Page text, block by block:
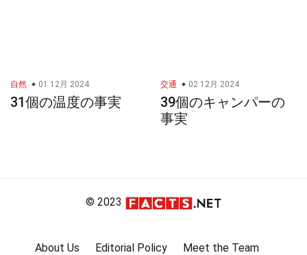
自然 01 12月 2024
31個の温度の事実
交通 02 12月 2024
39個のキャンパーの
事実
© 2023
About Us Editorial Policy
Meet the Team